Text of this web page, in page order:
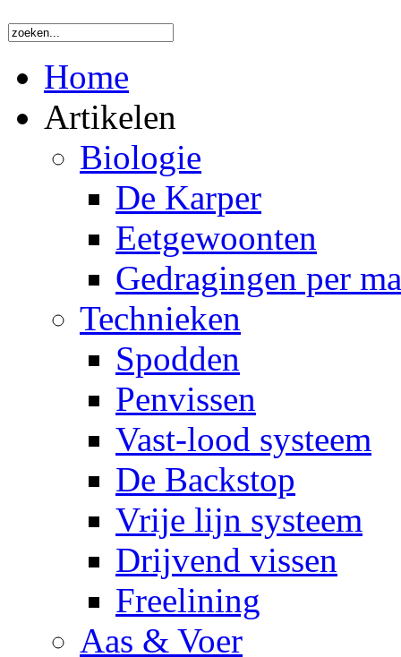
Home
Artikelen
Biologie
De Karper
Eetgewoonten
Gedragingen per
Technieken
Spodden
Penvissen
Vast-lood systeem
De Backstop
Vrije lijn systeem
Drijvend vissen
Freelining
Aas & Voer